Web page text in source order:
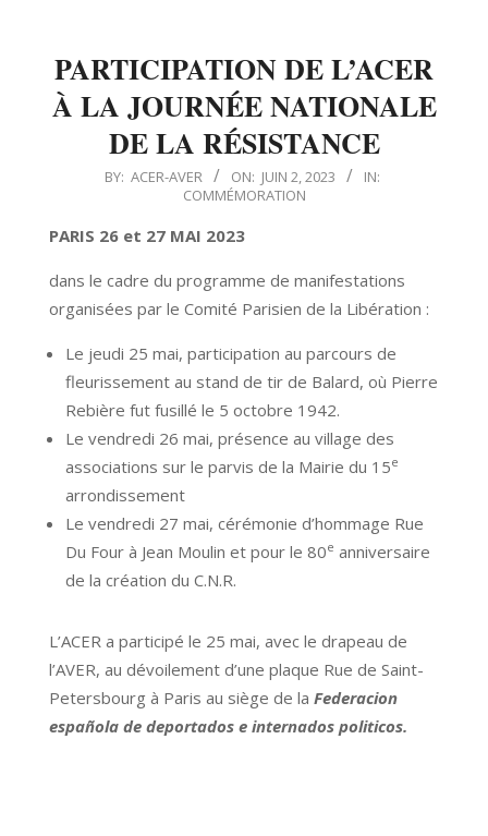
PARTICIPATION DE L’ACER
À LA JOURNÉE NATIONALE
DE LA RÉSISTANCE
02
BY: ACER-AVER ON: JUIN 2, 2023
IN:
COMMÉMORATION
PARIS 26 et 27 MAI 2023
dans le cadre du programme de manifestations
organisées par le Comité Parisien de la Libération :
Le jeudi 25 mai, participation au parcours de
fleurissement au stand de tir de Balard, où Pierre
Rebière fut fusillé le 5 octobre 1942.
Le vendredi 26 mai, présence au village des
associations sur le parvis de la Mairie du 15e
arrondissement
Le vendredi 27 mai, cérémonie d’hommage Rue
Du Four à Jean Moulin et pour le 80e anniversaire
de la création du C.N.R.
L’ACER a participé le 25 mai, avec le drapeau de
l’AVER, au dévoilement d’une plaque Rue de Saint-
Petersbourg à Paris au siège de la Federacion
española de deportados e internados politicos.